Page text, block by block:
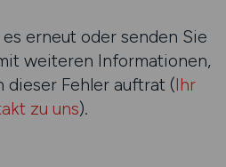
erneut oder senden Sie
weiteren Informationen,
Fehler auftrat (Ihr
zu uns).